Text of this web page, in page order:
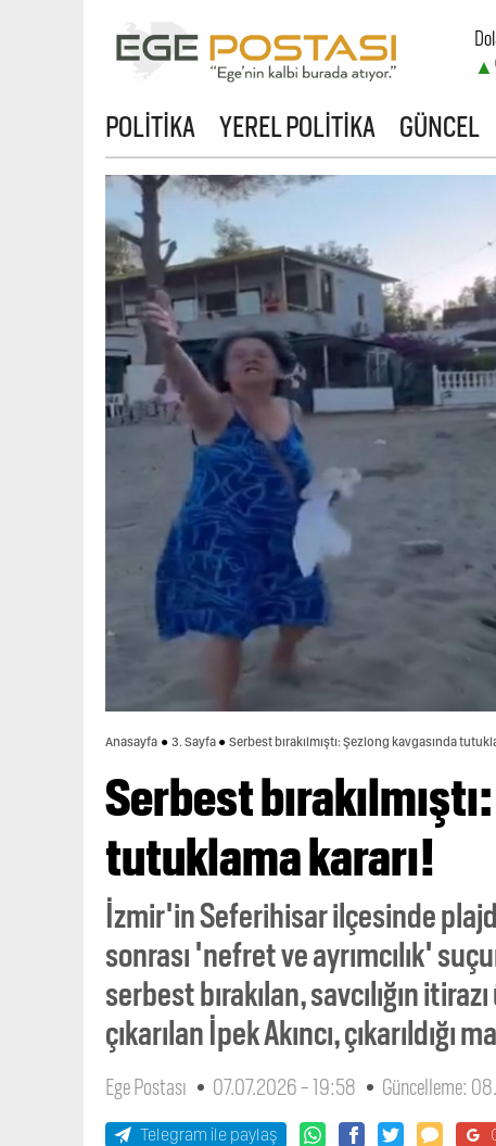
▲
POLİTİKA YEREL POLİTİKA GÜNCEL
Anasayfa 3. Sayfa Serbest bırakılmıştı: Şezlong kavgasında
Serbest
tutuklama kararı!
İzmir'in Seferihisar ilçesinde
sonrası 'nefret ve ayrımcılık'
serbest bırakılan, savcılığın
çıkarılan İpek Akıncı,
Ege Postası 07.07.2026 - 19:58 Güncelleme:
Telegram ile paylaş